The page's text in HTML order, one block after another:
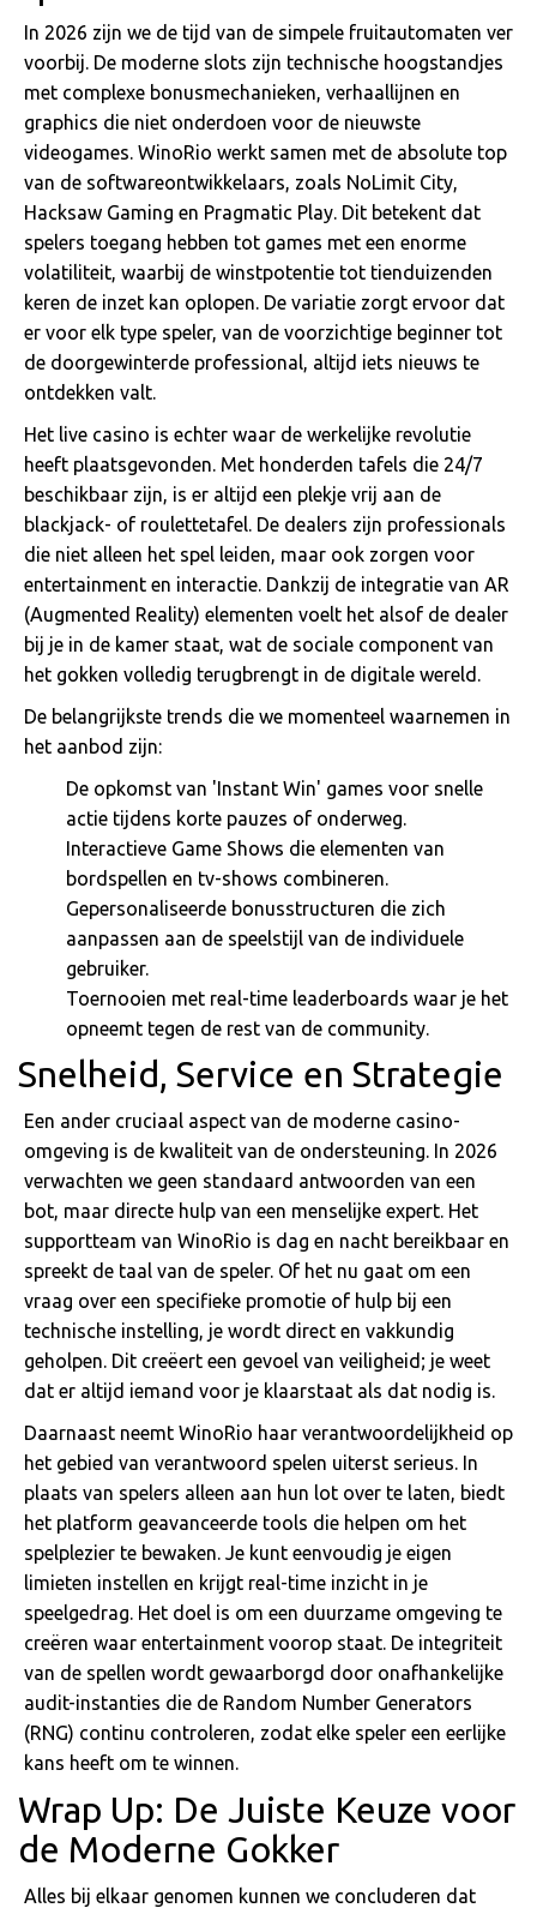
In 2026 zijn we de tijd van de simpele fruitautomaten ver
voorbij. De moderne slots zijn technische hoogstandjes
met complexe bonusmechanieken, verhaallijnen en
graphics die niet onderdoen voor de nieuwste
videogames. WinoRio werkt samen met de absolute top
van de softwareontwikkelaars, zoals NoLimit City,
Hacksaw Gaming en Pragmatic Play. Dit betekent dat
spelers toegang hebben tot games met een enorme
volatiliteit, waarbij de winstpotentie tot tienduizenden
keren de inzet kan oplopen. De variatie zorgt ervoor dat
er voor elk type speler, van de voorzichtige beginner tot
de doorgewinterde professional, altijd iets nieuws te
ontdekken valt.
Het live casino is echter waar de werkelijke revolutie
heeft plaatsgevonden. Met honderden tafels die 24/7
beschikbaar zijn, is er altijd een plekje vrij aan de
blackjack- of roulettetafel. De dealers zijn professionals
die niet alleen het spel leiden, maar ook zorgen voor
entertainment en interactie. Dankzij de integratie van AR
(Augmented Reality) elementen voelt het alsof de dealer
bij je in de kamer staat, wat de sociale component van
het gokken volledig terugbrengt in de digitale wereld.
De belangrijkste trends die we momenteel waarnemen in
het aanbod zijn:
De opkomst van 'Instant Win' games voor snelle
actie tijdens korte pauzes of onderweg.
Interactieve Game Shows die elementen van
bordspellen en tv-shows combineren.
Gepersonaliseerde bonusstructuren die zich
aanpassen aan de speelstijl van de individuele
gebruiker.
Toernooien met real-time leaderboards waar je het
opneemt tegen de rest van de community.
Snelheid, Service en Strategie
Een ander cruciaal aspect van de moderne casino-
omgeving is de kwaliteit van de ondersteuning. In 2026
verwachten we geen standaard antwoorden van een
bot, maar directe hulp van een menselijke expert. Het
supportteam van WinoRio is dag en nacht bereikbaar en
spreekt de taal van de speler. Of het nu gaat om een
vraag over een specifieke promotie of hulp bij een
technische instelling, je wordt direct en vakkundig
geholpen. Dit creëert een gevoel van veiligheid; je weet
dat er altijd iemand voor je klaarstaat als dat nodig is.
Daarnaast neemt WinoRio haar verantwoordelijkheid op
het gebied van verantwoord spelen uiterst serieus. In
plaats van spelers alleen aan hun lot over te laten, biedt
het platform geavanceerde tools die helpen om het
spelplezier te bewaken. Je kunt eenvoudig je eigen
limieten instellen en krijgt real-time inzicht in je
speelgedrag. Het doel is om een duurzame omgeving te
creëren waar entertainment voorop staat. De integriteit
van de spellen wordt gewaarborgd door onafhankelijke
audit-instanties die de Random Number Generators
(RNG) continu controleren, zodat elke speler een eerlijke
kans heeft om te winnen.
Wrap Up: De Juiste Keuze voor
de Moderne Gokker
Alles bij elkaar genomen kunnen we concluderen dat